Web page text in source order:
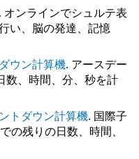
. オンラインでシュルテ表
い、脳の発達、記憶
ウン計算機. アースデー
数、時間、分、秒を計
トダウン計算機. 国際子
の残りの日数、時間、